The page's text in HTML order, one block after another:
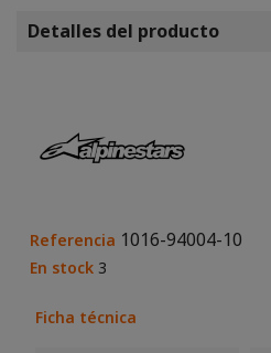
Detalles del producto
Referencia 1016-94004-10
En stock 3
Ficha técnica